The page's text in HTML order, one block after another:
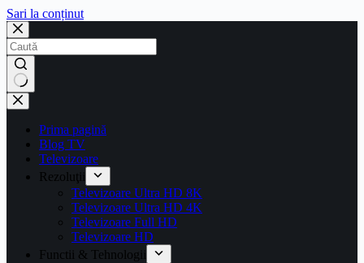
Sari la conținut
Prima pagină
Blog TV
Televizoare
Rezoluţii
Televizoare Ultra HD 8K
Televizoare Ultra HD 4K
Televizoare Full HD
Televizoare HD
Functii & Tehnologii